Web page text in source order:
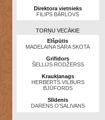
Direktora vietnieks
FILIPS BĀRLOVS
TORŅU VECĀKIE
Elšpūtis
MADELAINA SĀRA SKOTA
Grifidors
ŠELLIJS RODŽERSS
Kraukļanags
HERBERTS VILBURS
BJŪFORDS
Slīdenis
DARENS O’SALIVANS